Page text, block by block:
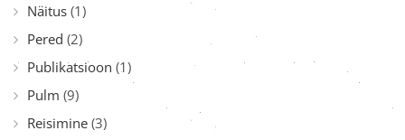
Näitus (1)
Pered (2)
Publikatsioon (1)
Pulm (9)
Reisimine (3)